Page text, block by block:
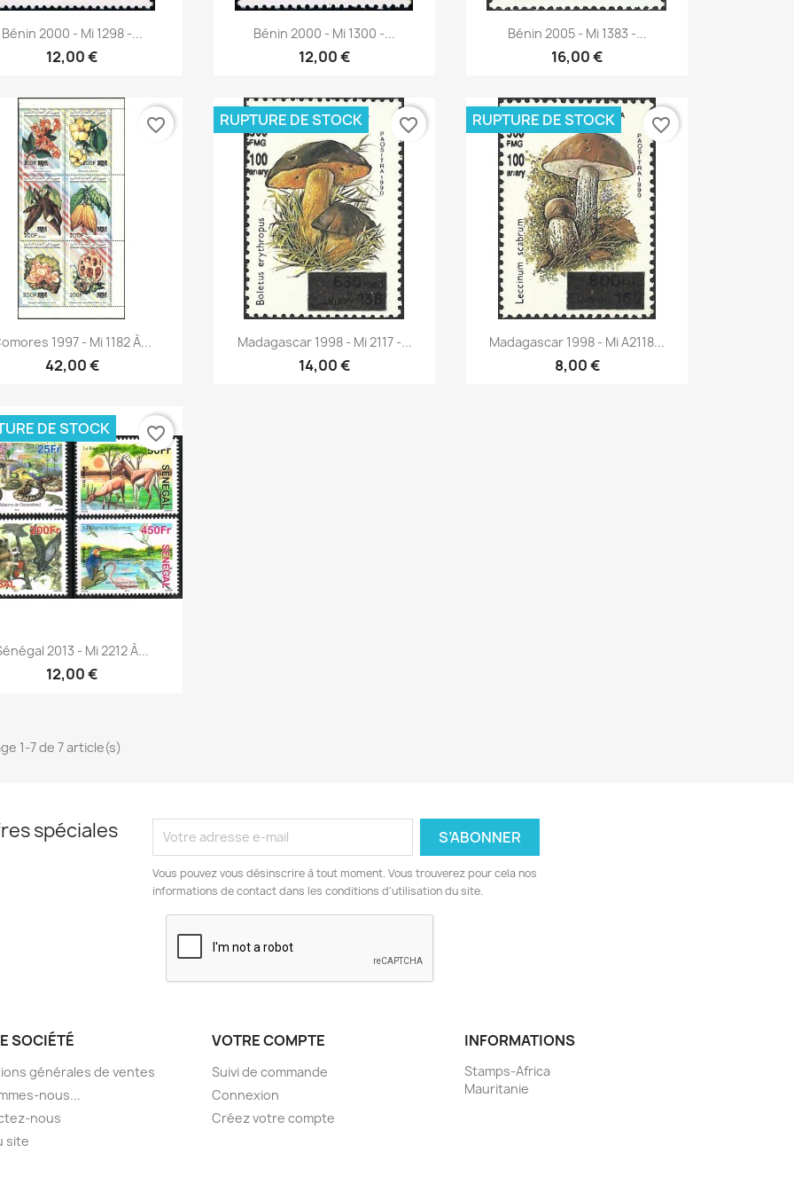
Aperçu rapide
Bénin 2000 - Mi 1298 -...
12,00 €
Aperçu rapide
Bénin 2000 - Mi 1300 -...
12,00 €
Aperçu rapide
Bénin 2005 - Mi 1383 -...
16,00 €
Aperçu rapide
1997 - Mi 1182 À...
42,00 €
favorite_border
Aperçu rapide
Madagascar 1998 - Mi 2117 -...
14,00 €
RUPTURE DE STOCK favorite_border
Aperçu rapide
Madagascar 1998 - Mi A2118...
8,00 €
RUPTURE DE STOCK favorite_border
Aperçu rapide
2013 - Mi 2212 À...
12,00 €
DE STOCK favorite_border
1-7 de 7 article(s)
spéciales
Vous pouvez vous désinscrire à tout moment. Vous trouverez pour cela nos
informations de contact dans les conditions d'utilisation du site.
SOCIÉTÉ
générales de ventes
nous...
nous
site
VOTRE COMPTE
Suivi de commande
Connexion
Créez votre compte
INFORMATIONS
Stamps-Africa
Mauritanie